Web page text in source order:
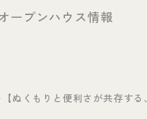
ープンハウ ス情報
くもりと便利さが共存する